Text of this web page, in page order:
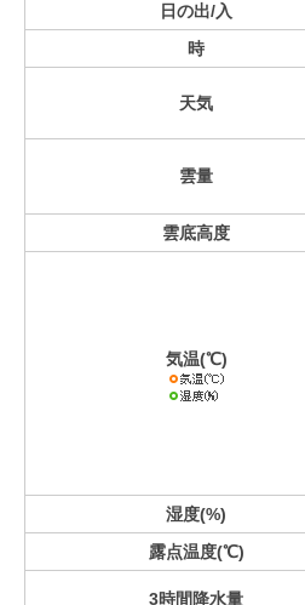
日の出/入
時
天気
雲量
雲底高度
気温(℃)
湿度(%)
露点温度(℃)
3時間降水量